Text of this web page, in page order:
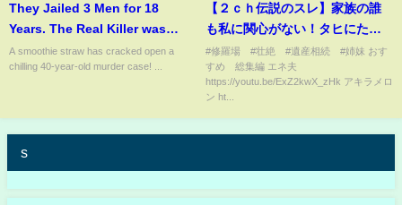
They Jailed 3 Men for 18
Years. The Real Killer was
Caught by his Trash
A smoothie straw has cracked open a
chilling 40-year-old murder case! ...
【２ｃｈ伝説のスレ】家族の誰
も私に関心がない！タヒにた
い！七転び八起き総集編【ゆっ
くり】
#修羅場 #壮絶 #遺産相続 #姉妹 おす
すめ 総集編 エネ夫
https://youtu.be/ExZ2kwX_zHk アキラメロ
ン ht...
s